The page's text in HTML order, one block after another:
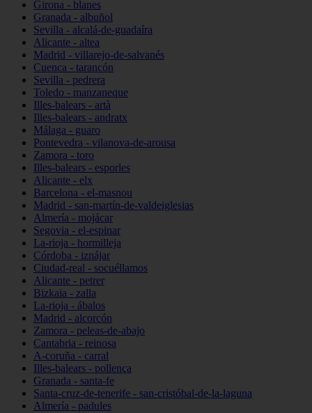
Girona - blanes
Granada - albuñol
Sevilla - alcalá-de-guadaíra
Alicante - altea
Madrid - villarejo-de-salvanés
Cuenca - tarancón
Sevilla - pedrera
Toledo - manzaneque
Illes-balears - artà
Illes-balears - andratx
Málaga - guaro
Pontevedra - vilanova-de-arousa
Zamora - toro
Illes-balears - esporles
Alicante - elx
Barcelona - el-masnou
Madrid - san-martín-de-valdeiglesias
Almería - mojácar
Segovia - el-espinar
La-rioja - hormilleja
Córdoba - iznájar
Ciudad-real - socuéllamos
Alicante - petrer
Bizkaia - zalla
La-rioja - ábalos
Madrid - alcorcón
Zamora - peleas-de-abajo
Cantabria - reinosa
A-coruña - carral
Illes-balears - pollença
Granada - santa-fe
Santa-cruz-de-tenerife - san-cristóbal-de-la-laguna
Almería - padules